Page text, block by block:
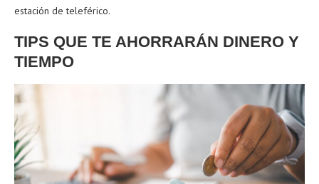
estación de teleférico.
TIPS QUE TE AHORRARÁN DINERO Y
TIEMPO